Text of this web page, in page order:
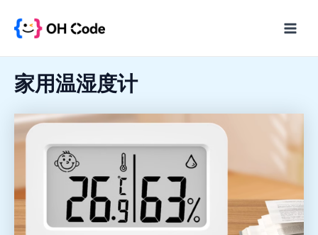
Main
家用温湿度计